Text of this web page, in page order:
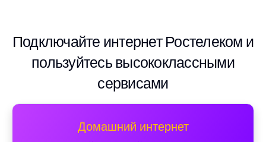
Подключайте интернет Ростелеком и
пользуйтесь высококлассными
сервисами
Домашний интернет